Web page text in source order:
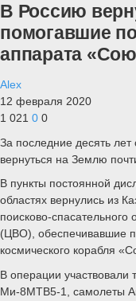
В Россию
помогавшие
аппарата
Alex
12 февраля 2020
1 021 0 0
За последние десять лет
вернуться на Землю
В пункты постоянной
областях вернулись из
поисково-спасательного
(ЦВО), обеспечивавшие
космического корабля
В операции участвовали
Ми-8МТВ5-1, самолеты